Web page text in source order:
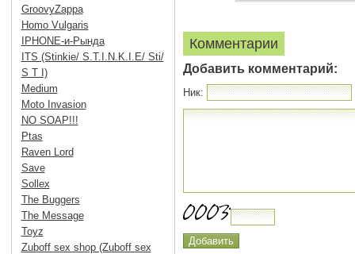
Комментарии
Добавить комментарий:
Ник:
GroovyZappa
Homo Vulgaris
IPHONE-и-Рында
ITS (Stinkie/ S.T.I.N.K.I.E/ Sti/
S T I)
Medium
Moto Invasion
NO SOAP!!!
Ptas
Raven Lord
Save
Sollex
The Buggers
The Message
Toyz
Zuboff sex shop (Zuboff sex